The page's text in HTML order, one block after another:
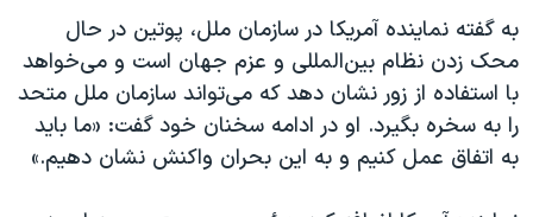
به گفته نماینده آمریکا در سازمان ملل، پوتین در حال
محک زدن نظام بین‌المللی و عزم جهان است و می‌خواهد
با استفاده از زور نشان دهد که می‌تواند سازمان ملل متحد
را به سخره بگیرد. او در ادامه سخنان خود گفت: «ما باید
به اتفاق عمل کنیم و به این بحران واکنش نشان دهیم.»